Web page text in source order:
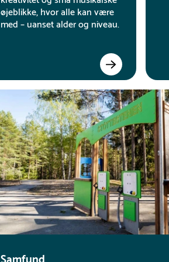
øjeblikke, hvor alle kan være
med – uanset alder og niveau.